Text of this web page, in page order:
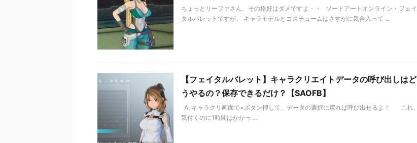
ちょっとリーファさん、その格好はダメですよ・・ ソードアートオンライン・フェイ
タルバレットですが、 キャラモデルとコスチュームはさすがに気合入って ...
【フェイタルバレット】キャラクリエイトデータの呼び出しはど
うやるの？保存できるだけ？【SAOFB】
A. キャラクリ画面で×ボタン押して、データの選択に戻れば呼び出せるよ！ これ、
気付くのに1時間はかかっ ...